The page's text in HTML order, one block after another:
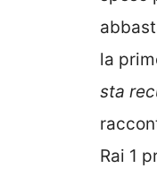
la
sta
Rai 1